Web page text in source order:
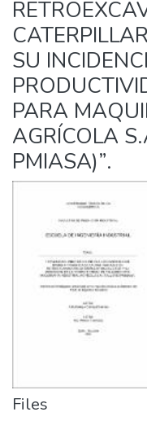
SU
PARA
AGRÍCOLA
PMIASA)”.
Files